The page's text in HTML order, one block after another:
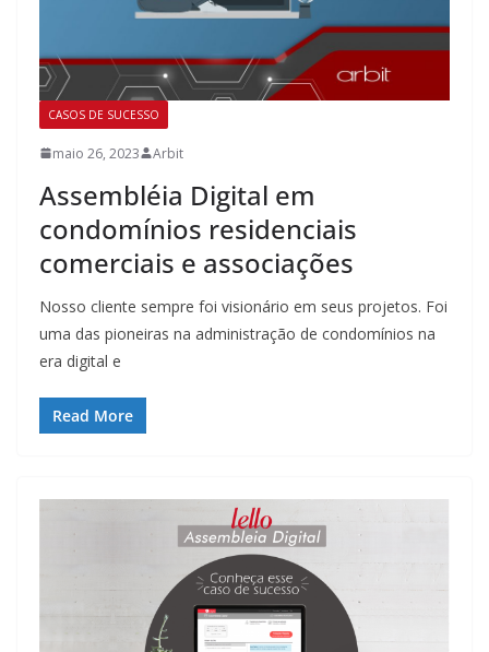
CASOS DE SUCESSO
maio 26, 2023 Arbit
Assembléia Digital em
condomínios residenciais
comerciais e associações
Nosso cliente sempre foi visionário em seus projetos. Foi
uma das pioneiras na administração de condomínios na
era digital e
Read More